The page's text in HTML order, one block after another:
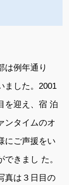
は例年通り
ました。2001
を迎え、宿 泊
ンタイムのオ
にご声援をい
きまし た。
真は３日目の